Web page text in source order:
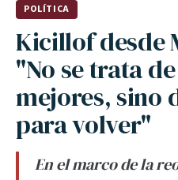
POLÍTICA
Kicillof desde
"No se trata
mejores, sino
para volver"
En el marco de la